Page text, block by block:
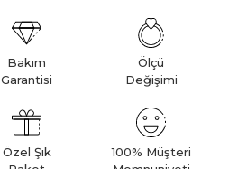
Bakım
Garantisi
Ölçü
Değişimi
Özel Şık
100% Müşteri